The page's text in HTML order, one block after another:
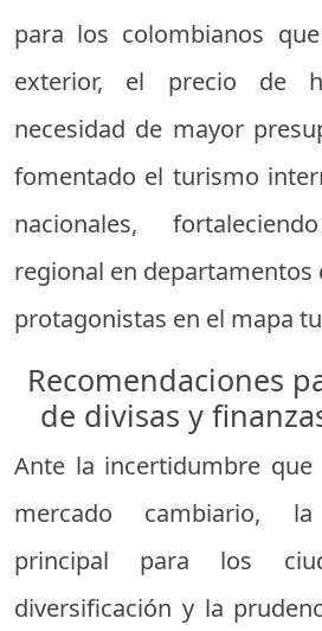
para los colombianos
exterior, el precio de
necesidad de mayor
fomentado el turismo
nacionales,
regional en departamentos
protagonistas en el mapa
Recomendaciones
de divisas y
Ante la incertidumbre
mercado cambiario, la
principal para los
diversificación y la